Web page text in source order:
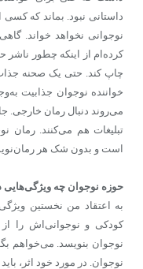
داستانی نبود. بماند که
نوجوانی نخواهد خواند.
کرده‌ام از اینکه چطور
چاپ کند. حتی یک صحنه‌
خواننده‌ نوجوان جذابیت
می‌روند دنبال رمان خارجی.
تبلیغات هم می‌کنند. رمان
است و بدون شک هر
حوزه نوجوان چه
به اعتقاد من نخستین
کودکی و نوجوانی‌اش را
نوجوان بنویسد. می‌خواهم
نوجوان. در مورد خود اثر،